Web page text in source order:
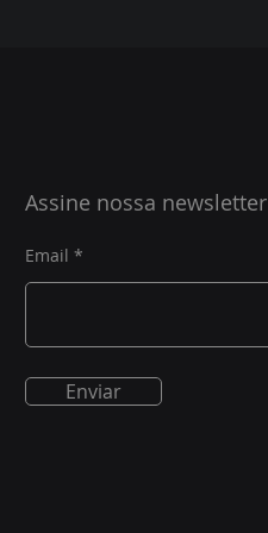
Assine nossa newsletter
Email
Enviar